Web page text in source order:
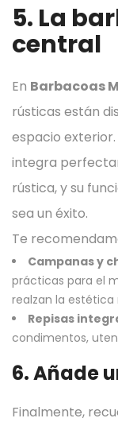
5. La
central
En Barbacoas
rústicas están
espacio
integra
rústica, y su
sea un éxito.
Te
Campanas y
prácticas para el
realzan la estética
Repisas
condimentos,
6. Añade
Finalmente,